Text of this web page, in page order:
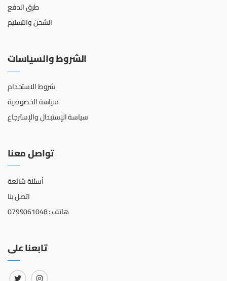
طرق الدفع
الشحن والتسليم
الشروط والسياسات
شروط الاستخدام
سياسة الخصوصية
سياسة الإستبدال والإسترجاع
تواصل معنا
أسئلة شائعة
اتصل بنا
هاتف : 0799061048
تابعنا على